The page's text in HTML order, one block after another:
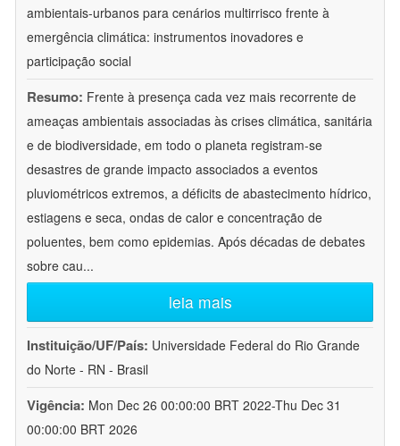
ambientais-urbanos para cenários multirrisco frente à
emergência climática: instrumentos inovadores e
participação social
Resumo: Frente à presença cada vez mais recorrente de
ameaças ambientais associadas às crises climática, sanitária
e de biodiversidade, em todo o planeta registram-se
desastres de grande impacto associados a eventos
pluviométricos extremos, a déficits de abastecimento hídrico,
estiagens e seca, ondas de calor e concentração de
poluentes, bem como epidemias. Após décadas de debates
sobre cau...
leia mais
Instituição/UF/País: Universidade Federal do Rio Grande
do Norte - RN - Brasil
Vigência: Mon Dec 26 00:00:00 BRT 2022-Thu Dec 31
00:00:00 BRT 2026